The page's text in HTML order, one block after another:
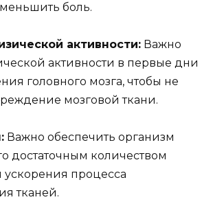
боль.
активности: Важно
активности в первые дни
головного мозга, чтобы не
мозговой ткани.
Важно обеспечить организм
достаточным количеством
процесса
тканей.